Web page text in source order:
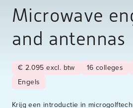
Microwave
and antennas
€ 2.095 excl. btw 16 colleges
Engels
Krijg een introductie in